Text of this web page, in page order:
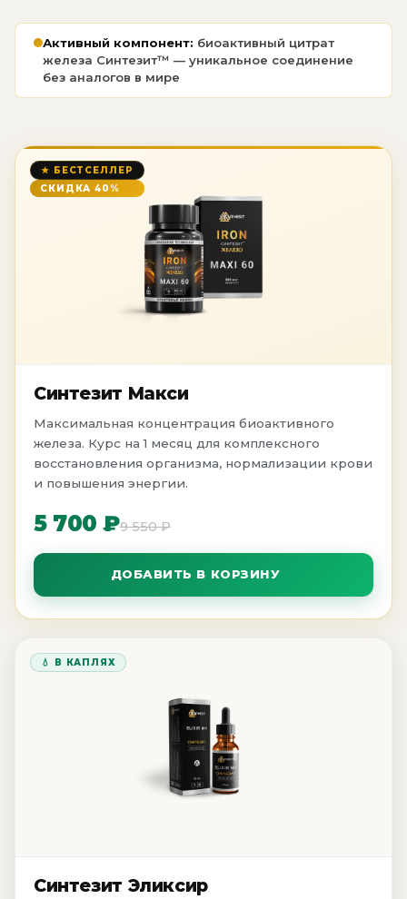
Активный компонент: биоактивный цитрат
железа Синтезит™ — уникальное соединение
без аналогов в мире
★ БЕСТСЕЛЛЕР
СКИДКА 40%
Синтезит Макси
Максимальная концентрация биоактивного
железа. Курс на 1 месяц для комплексного
восстановления организма, нормализации крови
и повышения энергии.
5 700 ₽9 550 ₽
ДОБАВИТЬ В КОРЗИНУ
💧 В КАПЛЯХ
Синтезит Эликсир